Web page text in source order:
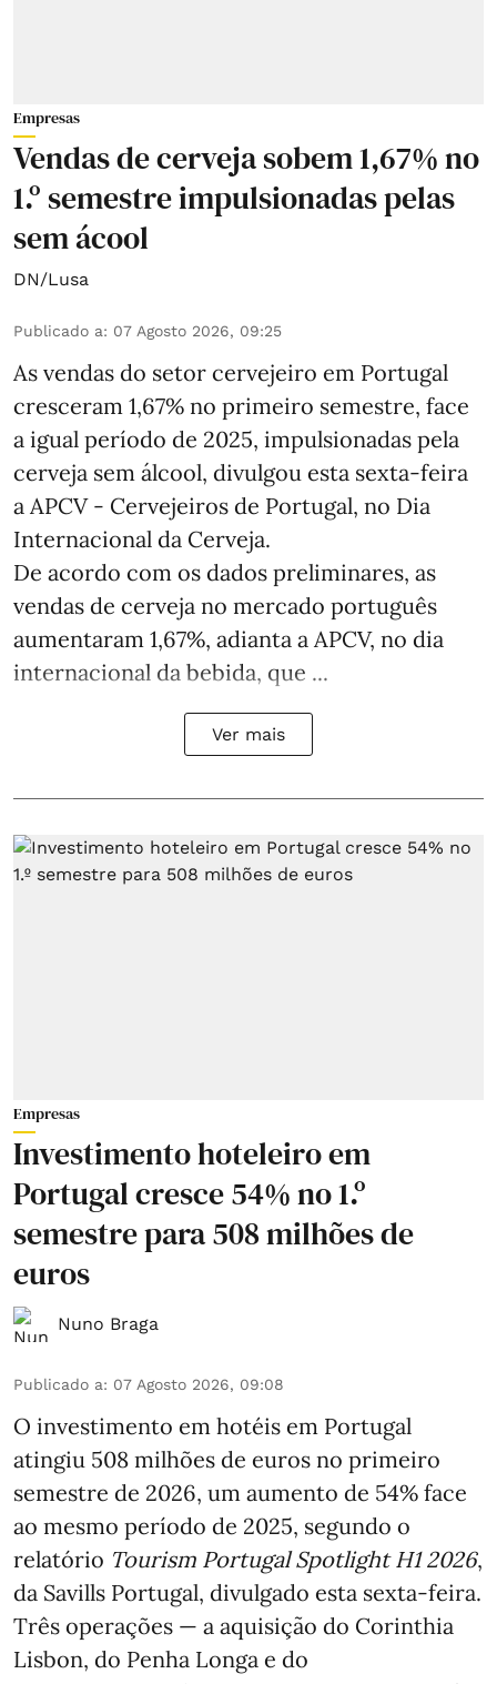
Empresas
Vendas de cerveja sobem 1,67% no
1.º semestre impulsionadas pelas
sem ácool
DN/Lusa
Publicado a: 07 Agosto 2026, 09:25
As vendas do setor cervejeiro em Portugal
cresceram 1,67% no primeiro semestre, face
a igual período de 2025, impulsionadas pela
cerveja sem álcool, divulgou esta sexta-feira
a APCV - Cervejeiros de Portugal, no Dia
Internacional da Cerveja.
De acordo com os dados preliminares, as
vendas de cerveja no mercado português
aumentaram 1,67%, adianta a APCV, no dia
internacional da bebida, que ...
Ver mais
Empresas
Investimento hoteleiro em
Portugal cresce 54% no 1.º
semestre para 508 milhões de
euros
Nuno Braga
Publicado a: 07 Agosto 2026, 09:08
O investimento em hotéis em Portugal
atingiu 508 milhões de euros no primeiro
semestre de 2026, um aumento de 54% face
ao mesmo período de 2025, segundo o
relatório Tourism Portugal Spotlight H1 2026,
da Savills Portugal, divulgado esta sexta-feira.
Três operações — a aquisição do Corinthia
Lisbon, do Penha Longa e do